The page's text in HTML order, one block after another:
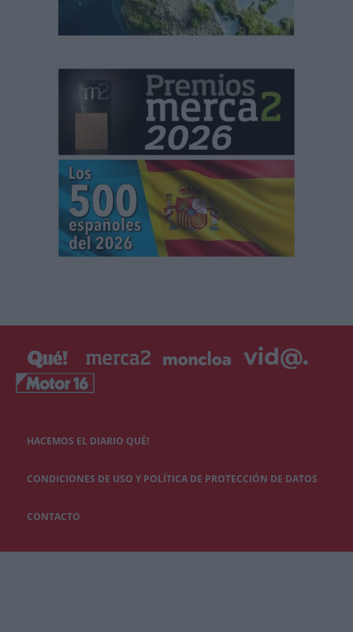
HACEMOS EL DIARIO QUÉ!
CONDICIONES DE USO Y POLÍTICA DE PROTECCIÓN DE DATOS
CONTACTO